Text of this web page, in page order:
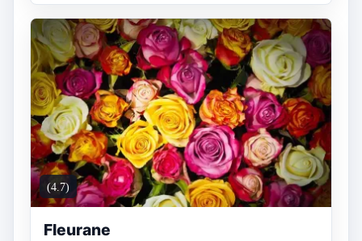
(4.7)
Fleurane